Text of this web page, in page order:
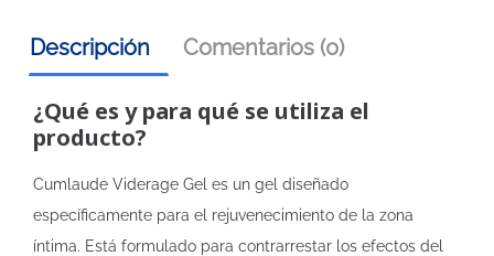
Descripción Comentarios (0)
¿Qué es y para qué se utiliza el
producto?
Cumlaude Viderage Gel es un gel diseñado
específicamente para el rejuvenecimiento de la zona
íntima. Está formulado para contrarrestar los efectos del